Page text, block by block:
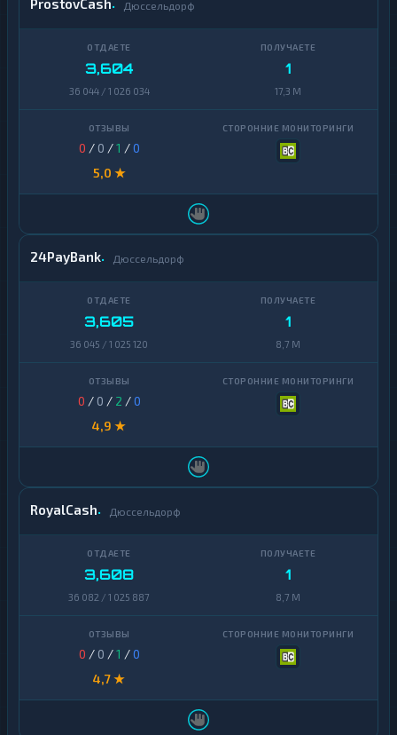
ProstovCash Дюссельдорф
3,604
36 044 / 1 026 034
1
17,3 M
0 / 0 /1 /0
5,0 ★
24PayBank Дюссельдорф
3,605
36 045 / 1 025 120
1
8,7 M
0 / 0 / 2 /0
4,9 ★
RoyalCash Дюссельдорф
3,608
36 082 / 1 025 887
1
8,7 M
0 / 0 /1 /0
4,7 ★